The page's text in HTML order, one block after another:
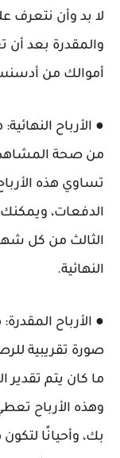
لا بد وأن نتعرف
والمقدرة بعد
أموالك من
● الأرباح
من صحة
تساوي هذه
الدفعات،
الثالث من كل
النهائية.
● الأرباح
صورة تقريبية
ما كان يتم
وهذه الأرباح
بك، وأحيانًا